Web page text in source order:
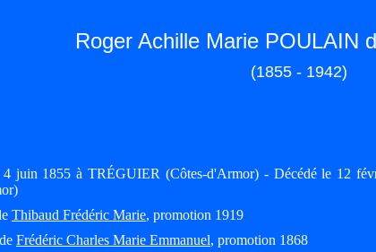
Roger Achille Marie POULAIN
(1855 - 1942)
juin 1855 à TRÉGUIER (Côtes-d'Armor) - Décédé le 12
Thibaud Frédéric Marie, promotion 1919
Frédéric Charles Marie Emmanuel, promotion 1868